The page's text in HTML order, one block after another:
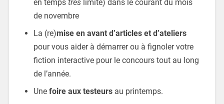
en temps trèslimité) dans le courant du mois
de novembre
La (re)mise en avant d’articles et d’ateliers
pour vous aider à démarrer ou à fignoler votre
fiction interactive pour le concours tout au long
de l’année.
Une foire aux testeursau printemps.